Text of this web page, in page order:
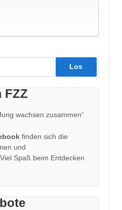
FZZ
wachsen zusammen“
finden sich die
und
Spaß beim Entdecken